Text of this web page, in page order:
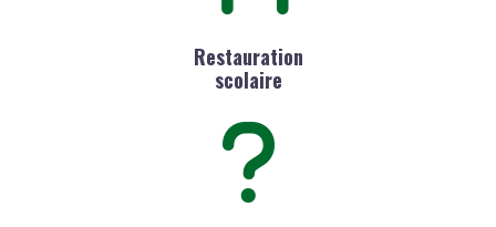
Restauration
scolaire